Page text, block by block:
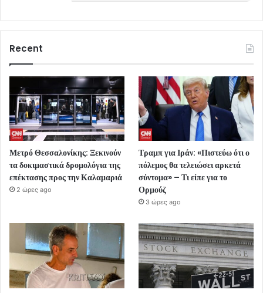
Recent
Μετρό Θεσσαλονίκης: Ξεκινούν
τα δοκιμαστικά δρομολόγια της
επέκτασης προς την Καλαμαριά
2 ώρες ago
Τραμπ για Ιράν: «Πιστεύω ότι ο
πόλεμος θα τελειώσει αρκετά
σύντομα» – Τι είπε για το
Ορμούζ
3 ώρες ago